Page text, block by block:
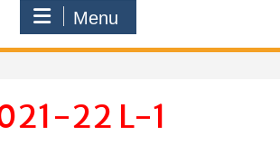
Menu
22 L-1